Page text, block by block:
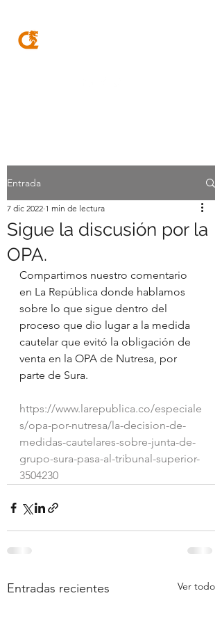
Entrada
Sigue la discusión por la
OPA.
7 dic 2022 1 min de lectura
Compartimos nuestro comentario
en La República donde hablamos
sobre lo que sigue dentro del
proceso que dio lugar a la medida
cautelar que evitó la obligación de
venta en la OPA de Nutresa, por
parte de Sura.
https://www.larepublica.co/especiale
s/opa-por-nutresa/la-decision-de-
medidas-cautelares-sobre-junta-de-
grupo-sura-pasa-al-tribunal-superior-
3504230
Entradas recientes Ver todo